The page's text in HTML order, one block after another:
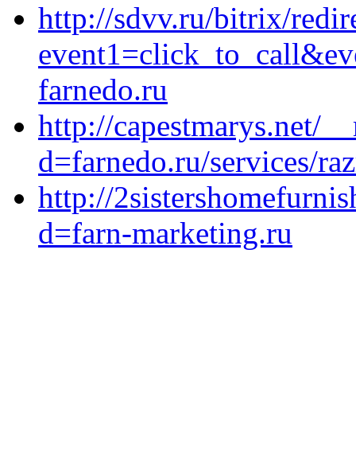
http://sdvv.ru/bitrix/
farnedo.ru
http://capestmarys.net/
d=farnedo.ru/services/
http://
d=farn-marketing.ru